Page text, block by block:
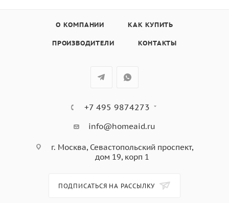
Режим ожидания
керамической тарелкой
Возможность выбора стороны навески дверцы (см.
О КОМПАНИИ КАК КУПИТЬ
ПРОИЗВОДИТЕЛИ КОНТАКТЫ
+7 495 9874273
info@homeaid.ru
г. Москва, Севастопольский проспект,
дом 19, корп 1
ПОДПИСАТЬСЯ НА РАССЫЛКУ